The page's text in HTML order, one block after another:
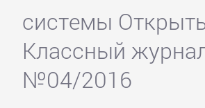
системы
Классный
№04/2016